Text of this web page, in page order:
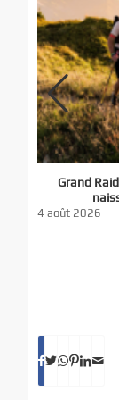
Grand
4 août 2026